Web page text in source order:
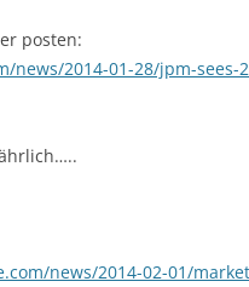
posten:
news/2014-01-28/jpm-
news/2014-02-01/